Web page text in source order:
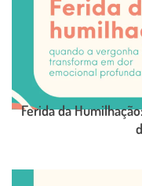
Ferida da